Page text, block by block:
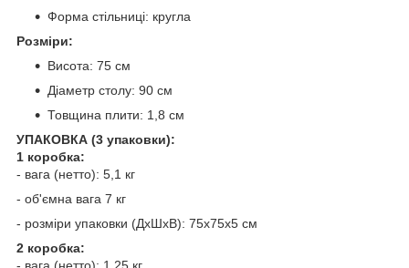
Форма стільниці: кругла
Розміри:
Висота: 75 см
Діаметр столу: 90 см
Товщина плити: 1,8 см
УПАКОВКА (3 упаковки):
1 коробка:
- вага (нетто): 5,1 кг
- об'ємна вага 7 кг
- розміри упаковки (ДхШхВ): 75x75x5 см
2 коробка:
- вага (нетто): 1,25 кг